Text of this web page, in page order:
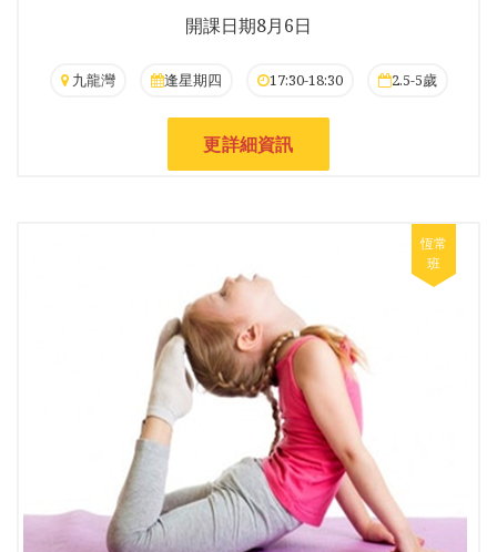
開課日期8月6日
九龍灣 逢星期四 17:30-18:30 2.5-5歲
更詳細資訊